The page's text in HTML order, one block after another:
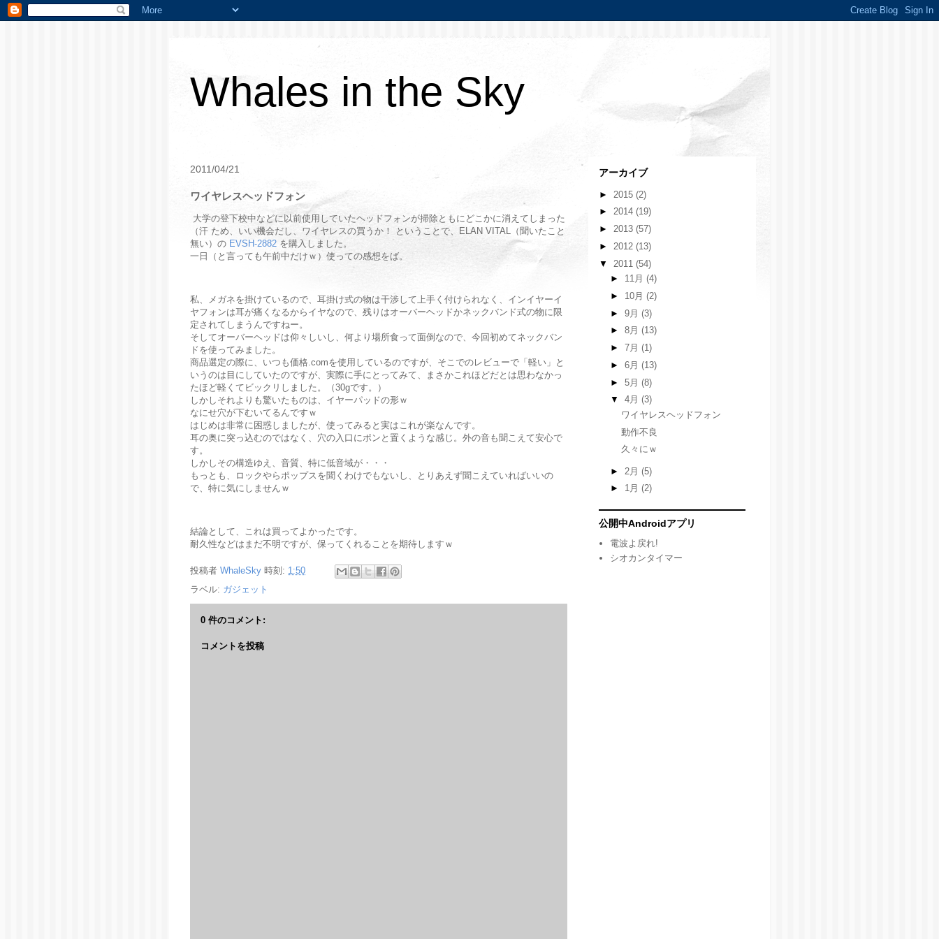
Whales in the Sky
2011/04/21
ワイヤレスヘッドフォン
大学の登下校中などに以前使用していたヘッドフォンが掃除ともにどこかに消えてしまった
（汗 ため、いい機会だし、ワイヤレスの買うか！ ということで、ELAN VITAL（聞いたこと
無い）の EVSH-2882 を購入しました。
一日（と言っても午前中だけｗ）使っての感想をば。
私、メガネを掛けているので、耳掛け式の物は干渉して上手く付けられなく、インイヤーイ
ヤフォンは耳が痛くなるからイヤなので、残りはオーバーヘッドかネックバンド式の物に限
定されてしまうんですねー。
そしてオーバーヘッドは仰々しいし、何より場所食って面倒なので、今回初めてネックバン
ドを使ってみました。
商品選定の際に、いつも価格.comを使用しているのですが、そこでのレビューで「軽い」と
いうのは目にしていたのですが、実際に手にとってみて、まさかこれほどだとは思わなかっ
たほど軽くてビックリしました。（30gです。）
しかしそれよりも驚いたものは、イヤーパッドの形ｗ
なにせ穴が下むいてるんですｗ
はじめは非常に困惑しましたが、使ってみると実はこれが楽なんです。
耳の奥に突っ込むのではなく、穴の入口にポンと置くような感じ。外の音も聞こえて安心で
す。
しかしその構造ゆえ、音質、特に低音域が・・・
もっとも、ロックやらポップスを聞くわけでもないし、とりあえず聞こえていればいいの
で、特に気にしませんｗ
結論として、これは買ってよかったです。
耐久性などはまだ不明ですが、保ってくれることを期待しますｗ
投稿者 WhaleSky 時刻: 1:50
ラベル: ガジェット
0 件のコメント:
コメントを投稿
アーカイブ
► 2015 (2)
► 2014 (19)
► 2013 (57)
► 2012 (13)
▼ 2011 (54)
► 11月 (4)
► 10月 (2)
► 9月 (3)
► 8月 (13)
► 7月 (1)
► 6月 (13)
► 5月 (8)
▼ 4月 (3)
ワイヤレスヘッドフォン
動作不良
久々にｗ
► 2月 (5)
► 1月 (2)
公開中Androidアプリ
電波よ戻れ!
シオカンタイマー